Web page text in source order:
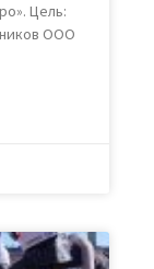
Цель:
ООО